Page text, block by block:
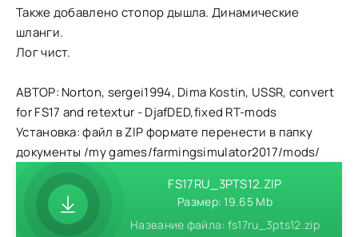
Также добавлено стопор дышла. Динамические
шланги.
Лог чист.
АВТОР: Norton, sergei1994, Dima Kostin, USSR, convert
for FS17 and retextur - DjafDED,fixed RT-mods
Установка: файл в ZIP формате перенести в папку
документы /my games/farmingsimulator2017/mods/
FS17RU_3PTS12.ZIP
Размер: 19.65 Mb
Название файла: fs17ru_3pts12.zip